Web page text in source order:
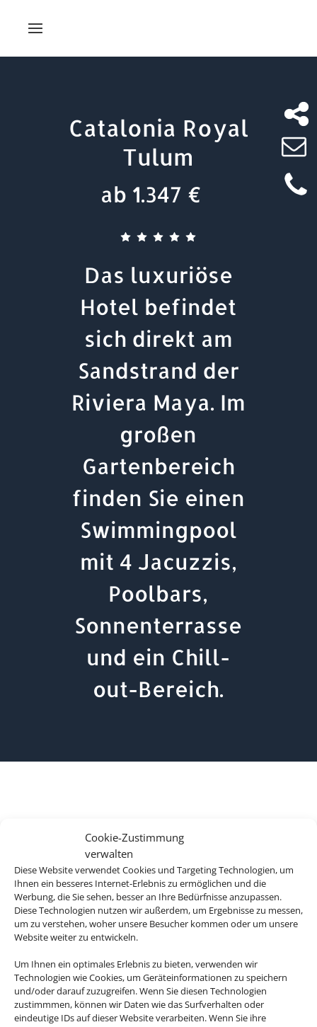
Cookie-Zustimmung
verwalten
Diese Website verwendet Cookies und Targeting Technologien, um
Ihnen ein besseres Internet-Erlebnis zu ermöglichen und die
Werbung, die Sie sehen, besser an Ihre Bedürfnisse anzupassen.
Diese Technologien nutzen wir außerdem, um Ergebnisse zu messen,
um zu verstehen, woher unsere Besucher kommen oder um unsere
Website weiter zu entwickeln.
Um Ihnen ein optimales Erlebnis zu bieten, verwenden wir
Technologien wie Cookies, um Geräteinformationen zu speichern
und/oder darauf zuzugreifen. Wenn Sie diesen Technologien
zustimmmen, können wir Daten wie das Surfverhalten oder
eindeutige IDs auf dieser Website verarbeiten. Wenn Sie ihre
Catalonia Royal
Tulum
ab 1.347 €
Das luxuriöse
Hotel befindet
sich direkt am
Sandstrand der
Riviera Maya. Im
großen
Gartenbereich
finden Sie einen
Swimmingpool
mit 4 Jacuzzis,
Poolbars,
Sonnenterrasse
und ein Chill-
out-Bereich.